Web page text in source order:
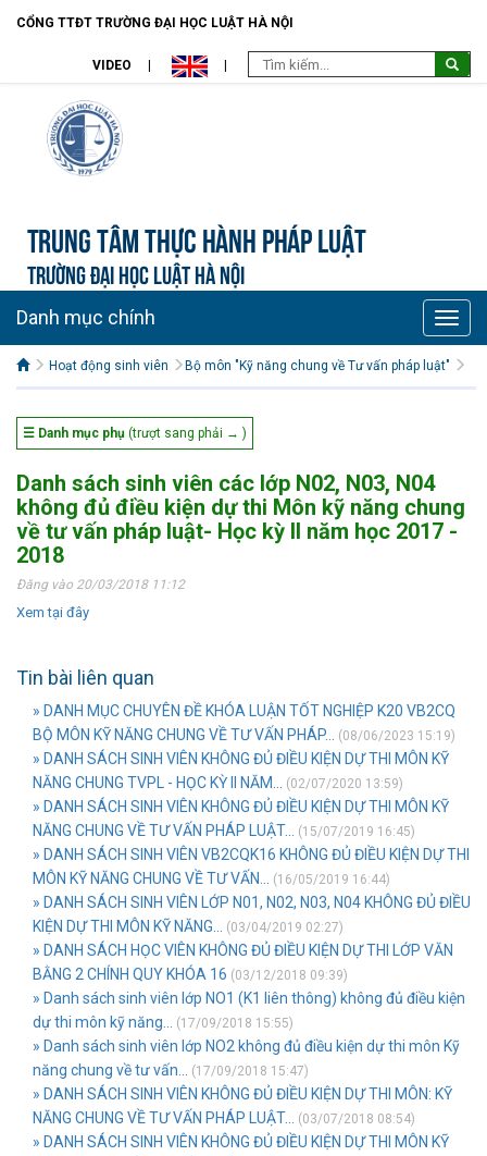
CỔNG TTĐT TRƯỜNG ĐẠI HỌC LUẬT HÀ NỘI
VIDEO
Trung tâm Thực hành pháp luật
TRƯỜNG ĐẠI HỌC LUẬT HÀ NỘI
Toggle
Danh mục chính
Hoạt động sinh viên Bộ môn "Kỹ năng chung về Tư vấn pháp luật"
☰ Danh mục phụ (trượt sang phải → )
Danh sách sinh viên các lớp N02, N03, N04
không đủ điều kiện dự thi Môn kỹ năng chung
về tư vấn pháp luật- Học kỳ II năm học 2017 -
2018
Đăng vào 20/03/2018 11:12
Xem tại đây
Tin bài liên quan
» DANH MỤC CHUYÊN ĐỀ KHÓA LUẬN TỐT NGHIỆP K20 VB2CQ
BỘ MÔN KỸ NĂNG CHUNG VỀ TƯ VẤN PHÁP...
(08/06/2023 15:19)
» DANH SÁCH SINH VIÊN KHÔNG ĐỦ ĐIỀU KIỆN DỰ THI MÔN KỸ
NĂNG CHUNG TVPL - HỌC KỲ II NĂM...
(02/07/2020 13:59)
» DANH SÁCH SINH VIÊN KHÔNG ĐỦ ĐIỀU KIỆN DỰ THI MÔN KỸ
NĂNG CHUNG VỀ TƯ VẤN PHÁP LUẬT...
(15/07/2019 16:45)
» DANH SÁCH SINH VIÊN VB2CQK16 KHÔNG ĐỦ ĐIỀU KIỆN DỰ THI
MÔN KỸ NĂNG CHUNG VỀ TƯ VẤN...
(16/05/2019 16:44)
» DANH SÁCH SINH VIÊN LỚP N01, N02, N03, N04 KHÔNG ĐỦ ĐIỀU
KIỆN DỰ THI MÔN KỸ NĂNG...
(03/04/2019 02:27)
» DANH SÁCH HỌC VIÊN KHÔNG ĐỦ ĐIỀU KIỆN DỰ THI LỚP VĂN
BẰNG 2 CHÍNH QUY KHÓA 16 (03/12/2018 09:39)
» Danh sách sinh viên lớp NO1 (K1 liên thông) không đủ điều kiện
dự thi môn kỹ năng...
(17/09/2018 15:55)
» Danh sách sinh viên lớp NO2 không đủ điều kiện dự thi môn Kỹ
năng chung về tư vấn...
(17/09/2018 15:47)
» DANH SÁCH SINH VIÊN KHÔNG ĐỦ ĐIỀU KIỆN DỰ THI MÔN: KỸ
NĂNG CHUNG VỀ TƯ VẤN PHÁP LUẬT...
(03/07/2018 08:54)
» DANH SÁCH SINH VIÊN KHÔNG ĐỦ ĐIỀU KIỆN DỰ THI MÔN KỸ